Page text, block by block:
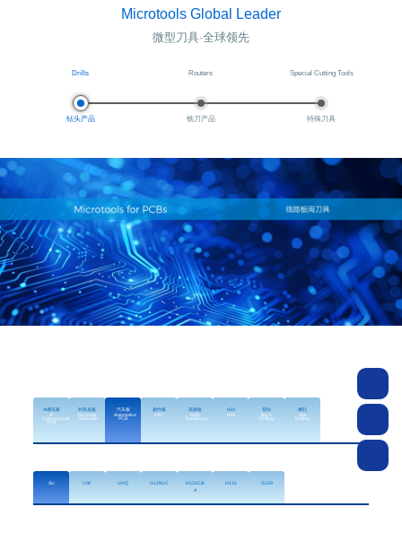
Microtools Global Leader
微型刀具·全球领先
Drills
钻头产品
Routers
铣刀产品
Special Cutting Tools
特殊刀具
AI通讯板
AI
Communication
PCB
封装基板
Package
Substrate
汽车板
Automotive
PCB
挠性板
FPC
高频板
High
Frequency
HDI
HDI
背钻
Back
Drilling
槽孔
Slot
Drilling
SU USF UHQ G129UC
H131CB-
A
H131 G129